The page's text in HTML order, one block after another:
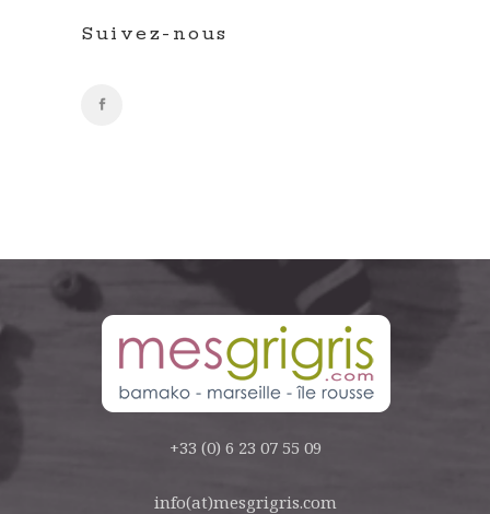
Suivez-nous
+33 (0) 6 23 07 55 09
info(at)mesgrigris.com